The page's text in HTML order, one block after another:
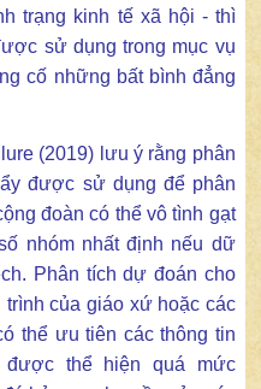
trạng kinh tế xã hội - thì
sử dụng trong mục vụ
cố những bất bình đẳng
(2019) lưu ý rằng phân
được sử dụng để phân
đoàn có thể vô tình gạt
nhóm nhất định nếu dữ
Phân tích dự đoán cho
của giáo xứ hoặc các
thể ưu tiên các thông tin
được thể hiện quá mức